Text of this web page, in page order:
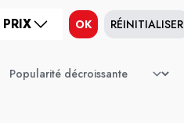
PRIX OK RÉINITIALISER